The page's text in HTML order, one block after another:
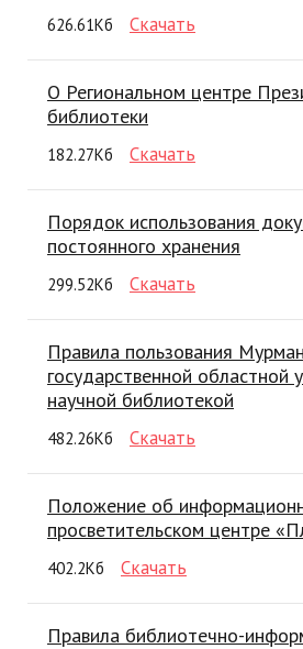
626.61Кб Скачать
О Региональном центре
библиотеки
182.27Кб Скачать
Порядок использования
постоянного хранения
299.52Кб Скачать
Правила пользования
государственной областной
научной библиотекой
482.26Кб Скачать
Положение об
просветительском центре
402.2Кб Скачать
Правила библиотечно-